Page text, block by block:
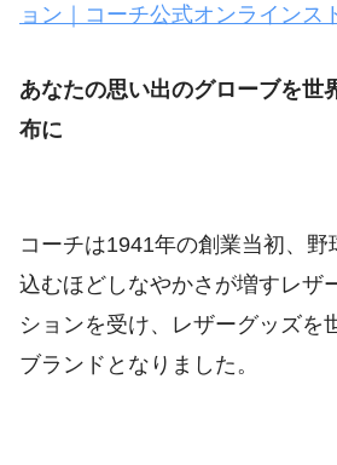
ョン｜コーチ公式オンラインス
あなたの思い出のグローブを世
布に
コーチは1941年の創業当初、野
込むほどしなやかさが増すレザ
ションを受け、レザーグッズを
ブランドとなりました。